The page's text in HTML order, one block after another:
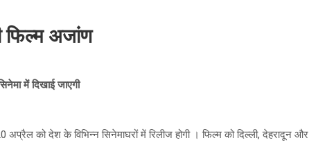
फिल्म अजांण
में दिखाई जाएगी
अप्रैल को देश के विभिन्न सिनेमाघरों में रिलीज होगी । फिल्म को दिल्ली, देहरादून और